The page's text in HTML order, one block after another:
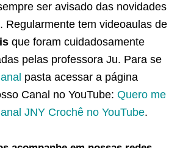
ser avisado das novidades
Regularmente tem videoaulas de
que foram cuidadosamente
pelas professora Ju. Para se
pasta acessar a página
Canal no YouTube: Quero me
JNY Crochê no YouTube.